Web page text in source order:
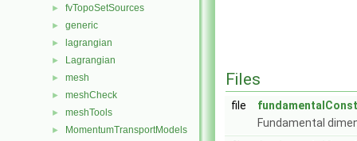
► fvTopoSetSources
► generic
► lagrangian
► Lagrangian
► mesh
► meshCheck
► meshTools
► MomentumTransportModels
Files
file
Fundamental